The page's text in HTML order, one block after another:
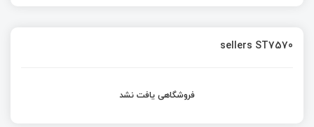
sellers ST7570
فروشگاهی یافت نشد